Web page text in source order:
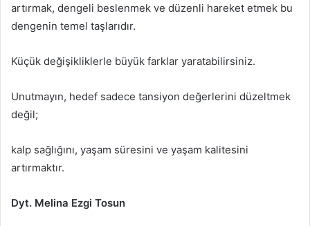
artırmak, dengeli beslenmek ve düzenli hareket etmek bu
dengenin temel taşlarıdır.
Küçük değişikliklerle büyük farklar yaratabilirsiniz.
Unutmayın, hedef sadece tansiyon değerlerini düzeltmek
değil;
kalp sağlığını, yaşam süresini ve yaşam kalitesini
artırmaktır.
Dyt. Melina Ezgi Tosun